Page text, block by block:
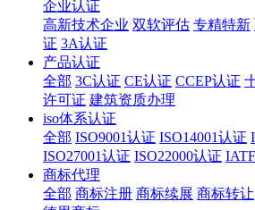
企业认证
高新技术企业 双软评估 专精特新
证 3A认证
产品认证
全部 3C认证 CE认证 CCEP认证
许可证 建筑资质办理
iso体系认证
全部 ISO9001认证 ISO14001认证
ISO27001认证 ISO22000认证
商标代理
全部 商标注册 商标续展 商标转让